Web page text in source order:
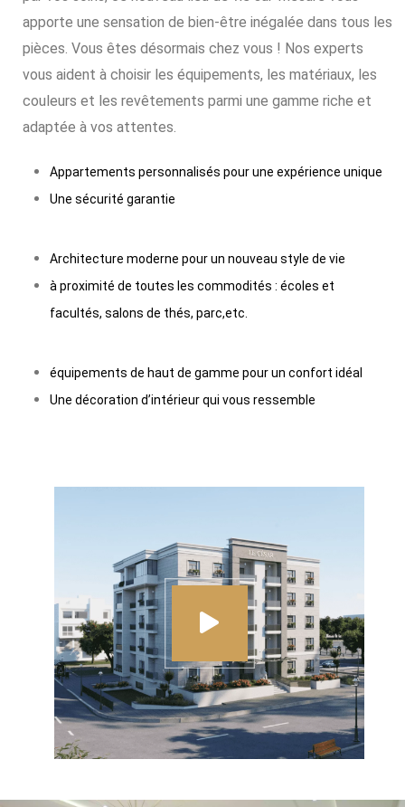
apporte une sensation de bien-être inégalée dans tous les
pièces. Vous êtes désormais chez vous ! Nos experts
vous aident à choisir les équipements, les matériaux, les
couleurs et les revêtements parmi une gamme riche et
adaptée à vos attentes.
Appartements personnalisés pour une expérience unique
Une sécurité garantie
Architecture moderne pour un nouveau style de vie
à proximité de toutes les commodités : écoles et
facultés, salons de thés, parc,etc.
équipements de haut de gamme pour un confort idéal
Une décoration d’intérieur qui vous ressemble